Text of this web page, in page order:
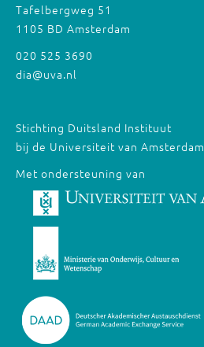
Tafelbergweg 51
1105 BD Amsterdam
020 525 3690
dia@uva.nl
Stichting Duitsland Instituut
bij de Universiteit van Amsterdam
Met ondersteuning van